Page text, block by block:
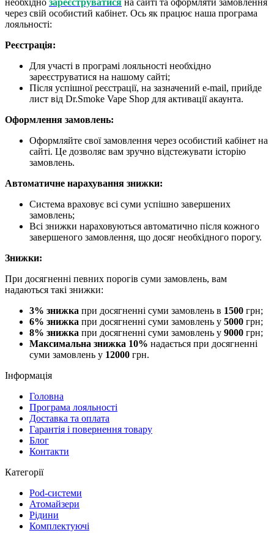
через свій особистий кабінет. Ось як працює наша програма
лояльності:
Реєстрація:
Для участі в програмі лояльності необхідно
зареєструватися на нашому сайті;
Після успішної реєстрації, на зазначений e-mail, прийде
лист від Dr.Smoke Vape Shop для активації акаунта.
Оформлення замовлень:
Оформляйте свої замовлення через особистий кабінет на
сайті. Це дозволяє вам зручно відстежувати історію
замовлень.
Автоматичне нарахування знижки:
Система враховує всі суми успішно завершених
замовлень;
Всі знижки нараховуються автоматично після кожного
завершеного замовлення, що досяг необхідного порогу.
Знижки:
При досягненні певних порогів суми замовлень, вам
надаються такі знижки:
3% знижка при досягненні суми замовлень в 1500 грн;
6% знижка при досягненні суми замовлень у 5000 грн;
8% знижка при досягненні суми замовлень у 9000 грн;
Максимальна знижка 10% надається при досягненні
суми замовлень у 12000 грн.
Інформація
Головна
Програма лояльності
Доставка та оплата
Гарантія і повернення товару
Блог
Контакти
Категорії
Pod-системи
Атомайзери
Рідини
Комплектуючі